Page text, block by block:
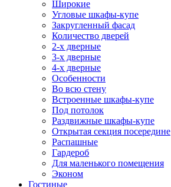
Широкие
Угловые шкафы-купе
Закругленный фасад
Количество дверей
2-х дверные
3-х дверные
4-х дверные
Особенности
Во всю стену
Встроенные шкафы-купе
Под потолок
Раздвижные шкафы-купе
Открытая секция посередине
Распашные
Гардероб
Для маленького помещения
Эконом
Гостиные